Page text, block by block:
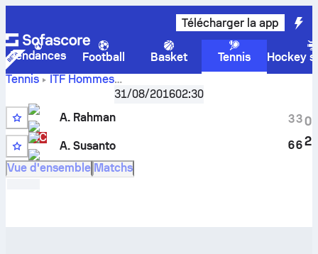
Télécharger la app
Tendances Football Basket Tennis
Hockey
Tennis
ITF Hommes
Indonesia F3, Singles,16eme de finale
Arief Rahman
face
31/08/201602:30
WC
A. Rahman
Q
A. Susanto
3
6
3
6
0
2
Vue d'ensemble Matchs